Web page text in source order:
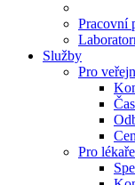
Pracovní
Služby
Pro
Pro lékaře